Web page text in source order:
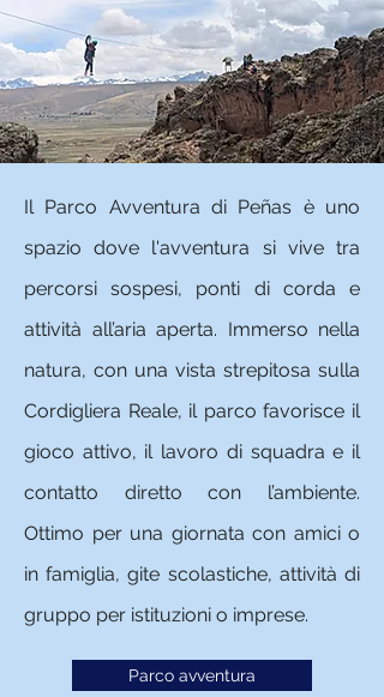
Il Parco Avventura di Peñas è uno
spazio dove l'avventura si vive tra
percorsi sospesi, ponti di corda e
attività all’aria aperta. Immerso nella
natura, con una vista strepitosa sulla
Cordigliera Reale, il parco favorisce il
gioco attivo, il lavoro di squadra e il
contatto diretto con l’ambiente.
Ottimo per una giornata con amici o
in famiglia, gite scolastiche, attività di
gruppo per istituzioni o imprese.
Parco avventura